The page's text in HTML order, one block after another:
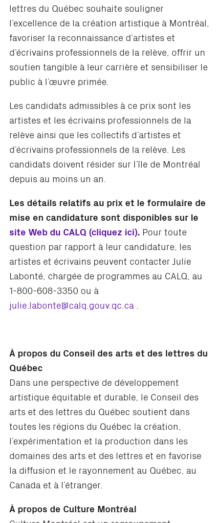
lettres du Québec souhaite souligner
l’excellence de la création artistique à Montréal,
favoriser la reconnaissance d’artistes et
d’écrivains professionnels de la relève, offrir un
soutien tangible à leur carrière et sensibiliser le
public à l’œuvre primée.
Les candidats admissibles à ce prix sont les
artistes et les écrivains professionnels de la
relève ainsi que les collectifs d’artistes et
d’écrivains professionnels de la relève. Les
candidats doivent résider sur l’île de Montréal
depuis au moins un an.
Les détails relatifs au prix et le formulaire de
mise en candidature sont disponibles sur le
site Web du CALQ (cliquez ici). Pour toute
question par rapport à leur candidature, les
artistes et écrivains peuvent contacter Julie
Labonté, chargée de programmes au CALQ, au
1-800-608-3350 ou à
julie.labonte@calq.gouv.qc.ca
À propos du Conseil des arts et des lettres du
Québec
Dans une perspective de développement
artistique équitable et durable, le Conseil des
arts et des lettres du Québec soutient dans
toutes les régions du Québec la création,
l’expérimentation et la production dans les
domaines des arts et des lettres et en favorise
la diffusion et le rayonnement au Québec, au
Canada et à l’étranger.
À propos de Culture Montréal